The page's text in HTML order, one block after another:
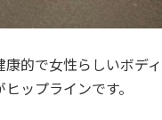
康的で女性らしいボデ
ップラインです。